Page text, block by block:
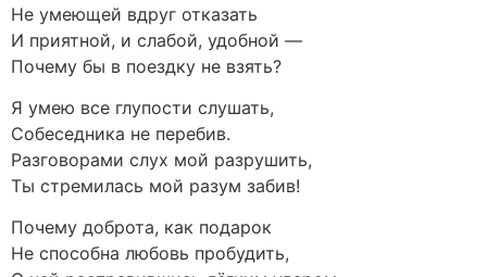
Не умеющей вдруг отказать
И приятной, и слабой, удобной —
Почему бы в поездку не взять?
Я умею все глупости слушать,
Собеседника не перебив.
Разговорами слух мой разрушить,
Ты стремилась мой разум забив!
Почему доброта, как подарок
Не способна любовь пробудить,